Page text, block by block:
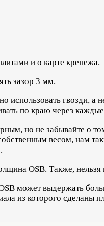
и о карте крепежа.
зазор 3 мм.
гвозди, а
по краю через
но не забывайте о
весом, нам
OSB. Также,
может выдержать
из которого сделаны